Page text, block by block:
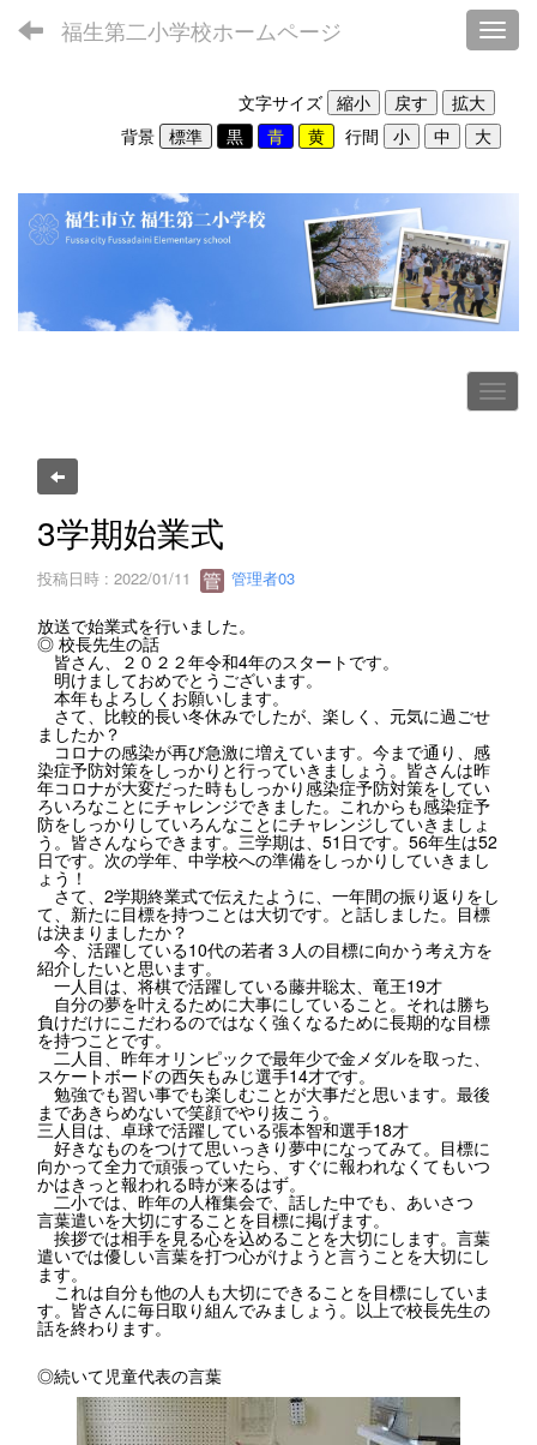
福生第二小学校ホームページ
文字サイズ
背景
行間
3学期始業式
投稿日時 : 2022/01/11 管理者03
放送で始業式を行いました。
◎ 校長先生の話
皆さん、２０２２年令和4年のスタートです。
明けましておめでとうございます。
本年もよろしくお願いします。
さて、比較的長い冬休みでしたが、楽しく、元気に過ごせ
ましたか？
コロナの感染が再び急激に増えています。今まで通り、感
染症予防対策をしっかりと行っていきましょう。皆さんは昨
年コロナが大変だった時もしっかり感染症予防対策をしてい
ろいろなことにチャレンジできました。これからも感染症予
防をしっかりしていろんなことにチャレンジしていきましょ
う。皆さんならできます。三学期は、51日です。56年生は52
日です。次の学年、中学校への準備をしっかりしていきまし
ょう！
さて、2学期終業式で伝えたように、一年間の振り返りをし
て、新たに目標を持つことは大切です。と話しました。目標
は決まりましたか？
今、活躍している10代の若者３人の目標に向かう考え方を
紹介したいと思います。
一人目は、将棋で活躍している藤井聡太、竜王19才
自分の夢を叶えるために大事にしていること。それは勝ち
負けだけにこだわるのではなく強くなるために長期的な目標
を持つことです。
二人目、昨年オリンピックで最年少で金メダルを取った、
スケートボードの西矢もみじ選手14才です。
勉強でも習い事でも楽しむことが大事だと思います。最後
まであきらめないで笑顔でやり抜こう。
三人目は、卓球で活躍している張本智和選手18才
好きなものをつけて思いっきり夢中になってみて。目標に
向かって全力で頑張っていたら、すぐに報われなくてもいつ
かはきっと報われる時が来るはず。
二小では、昨年の人権集会で、話した中でも、あいさつ
言葉遣いを大切にすることを目標に掲げます。
挨拶では相手を見る心を込めることを大切にします。言葉
遣いでは優しい言葉を打つ心がけようと言うことを大切にし
ます。
これは自分も他の人も大切にできることを目標にしていま
す。皆さんに毎日取り組んでみましょう。以上で校長先生の
話を終わります。
◎続いて児童代表の言葉